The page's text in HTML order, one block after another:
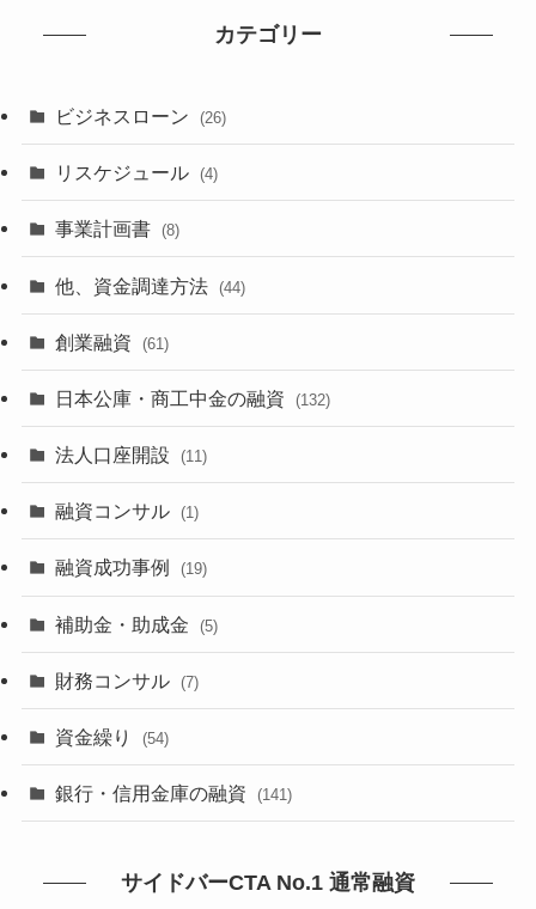
カテゴリー
ビジネスローン (26)
リスケジュール (4)
事業計画書 (8)
他、資金調達方法 (44)
創業融資 (61)
日本公庫・商工中金の融資 (132)
法人口座開設 (11)
融資コンサル (1)
融資成功事例 (19)
補助金・助成金 (5)
財務コンサル (7)
資金繰り (54)
銀行・信用金庫の融資 (141)
サイドバーCTA No.1 通常融資